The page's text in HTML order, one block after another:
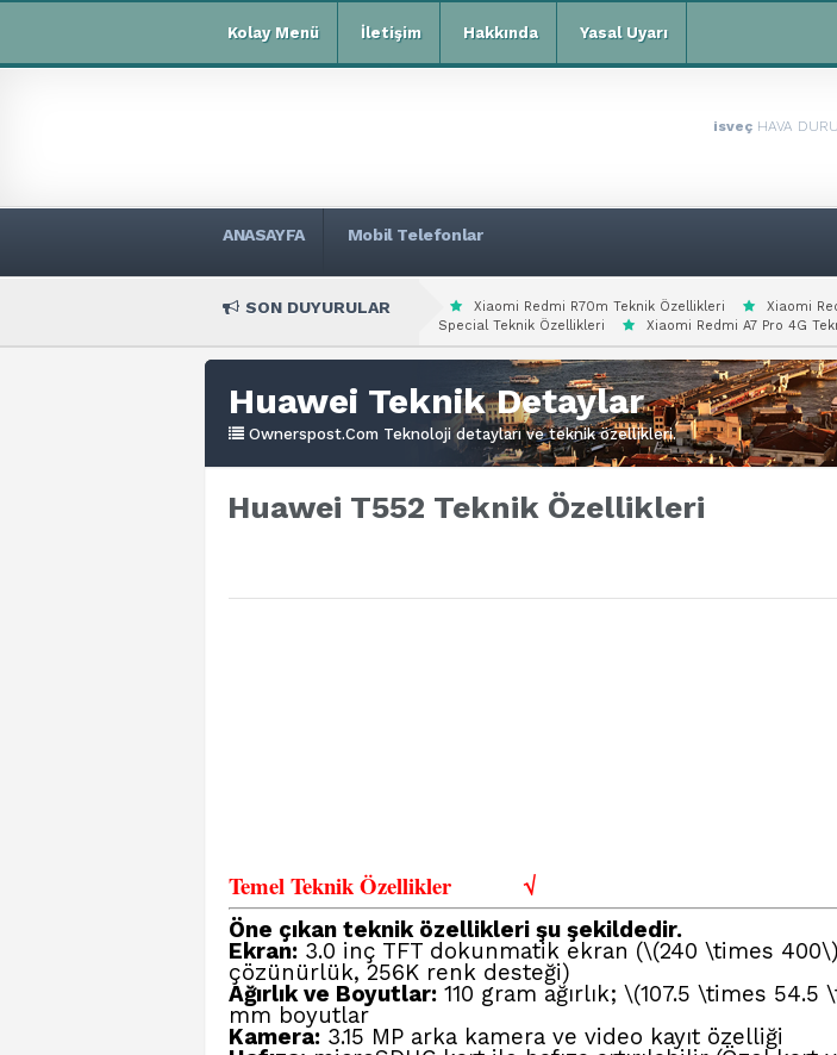
Kolay Menü İletişim Hakkında Yasal Uyarı
isveç HAVA
ANASAYFA Mobil Telefonlar
SON DUYURULAR Xiaomi Redmi R70m Teknik Özellikleri Xiaomi
Special Teknik Özellikleri
Xiaomi Redmi A7 Pro 4G
Huawei Teknik Detaylar
Ownerspost.Com Teknoloji detayları ve teknik özellikleri.
Huawei T552 Teknik Özellikleri
Temel Teknik Özellikler√
Öne çıkan teknik özellikleri şu şekildedir.
Ekran: 3.0 inç TFT dokunmatik ekran (\(240 \times
çözünürlük, 256K renk desteği)
Ağırlık ve Boyutlar: 110 gram ağırlık; \(107.5 \times 54.5
mm boyutlar
Kamera: 3.15 MP arka kamera ve video kayıt özelliği